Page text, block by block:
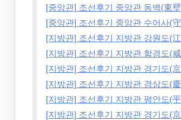
[중앙관] 조선후기 중앙관 동벽(東
[중앙관] 조선후기 중앙관 수어사(
[지방관] 조선후기 지방관 강원도(
[지방관] 조선후기 지방관 함경도(
[지방관] 조선후기 지방관 경기도(
[지방관] 조선후기 지방관 경상도(
[지방관] 조선후기 지방관 평안도(
[지방관] 조선후기 지방관 경기도(